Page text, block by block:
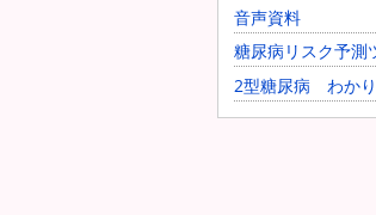
音声資料
糖尿病リスク予測
2型糖尿病 わか